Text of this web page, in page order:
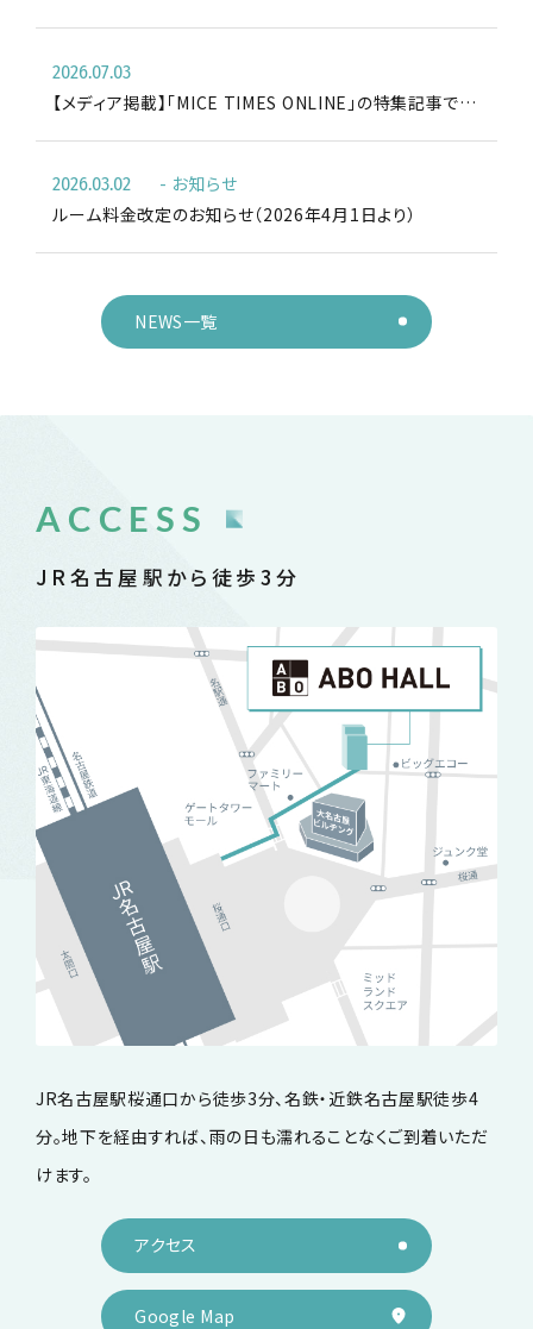
2026.07.03
【メディア掲載】「MICE TIMES ONLINE」の特集記事で安
2026.03.02
お知らせ
ルーム料金改定のお知らせ（2026年4月1日より）
NEWS一覧
JR名古屋駅から徒歩3分
ACCESS
JR名古屋駅桜通口から徒歩3分、名鉄・近鉄名古屋駅徒歩4
分。地下を経由すれば、雨の日も濡れることなくご到着いただ
けます。
アクセス
Google Map